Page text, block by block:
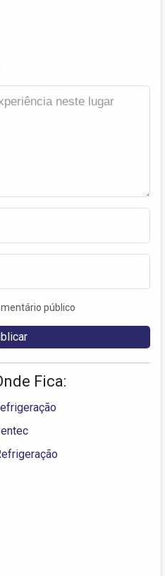
público
Fica: